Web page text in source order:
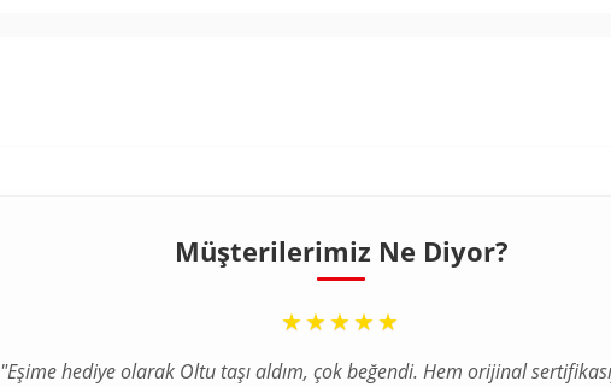
Müşterilerimiz Ne Diyor?
“
★★★★★
"Eşime hediye olarak Oltu taşı aldım, çok beğendi. Hem orijinal